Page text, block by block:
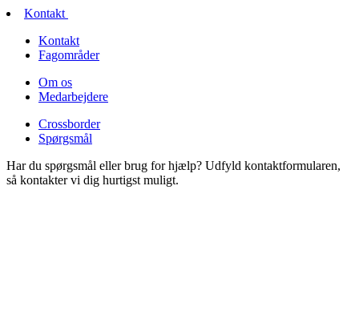
Kontakt
Kontakt
Fagområder
Om os
Medarbejdere
Crossborder
Spørgsmål
Har du spørgsmål eller brug for hjælp? Udfyld kontaktformularen,
så kontakter vi dig hurtigst muligt.